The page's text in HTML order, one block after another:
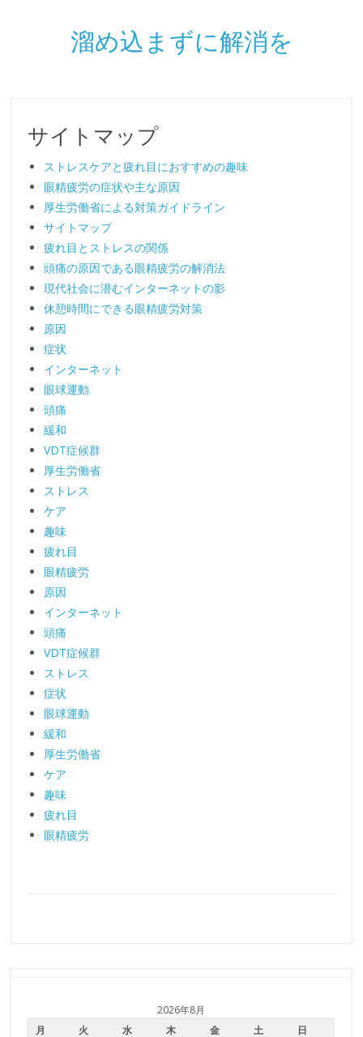
溜め込まずに解消を
サイトマップ
ストレスケアと疲れ目におすすめの趣味
眼精疲労の症状や主な原因
厚生労働省による対策ガイドライン
サイトマップ
疲れ目とストレスの関係
頭痛の原因である眼精疲労の解消法
現代社会に潜むインターネットの影
休憩時間にできる眼精疲労対策
原因
症状
インターネット
眼球運動
頭痛
緩和
VDT症候群
厚生労働省
ストレス
ケア
趣味
疲れ目
眼精疲労
原因
インターネット
頭痛
VDT症候群
ストレス
症状
眼球運動
緩和
厚生労働省
ケア
趣味
疲れ目
眼精疲労
2026年8月
月
火 水 木 金 土
日